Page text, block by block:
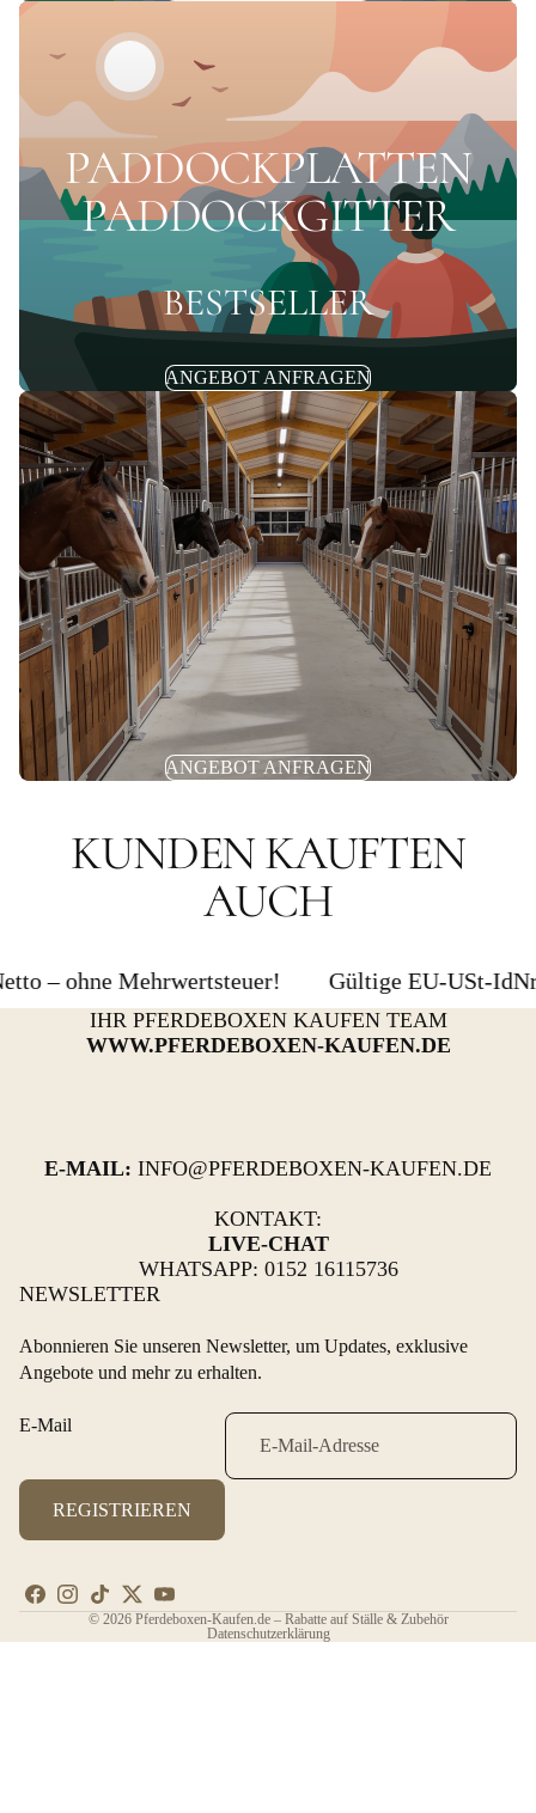
PADDOCKPLATTEN
PADDOCKGITTER
BESTSELLER
ANGEBOT ANFRAGEN
IM ANGEBOT
ANGEBOT ANFRAGEN
KUNDEN KAUFTEN
AUCH
Mehrwertsteuer! Gültige EU-USt-IdNr.
IHR PFERDEBOXEN KAUFEN TEAM
WWW.PFERDEBOXEN-KAUFEN.DE
E-MAIL: INFO@PFERDEBOXEN-KAUFEN.DE
KONTAKT:
LIVE-CHAT
WHATSAPP: 0152 16115736
NEWSLETTER
Abonnieren Sie unseren Newsletter, um Updates, exklusive
Angebote und mehr zu erhalten.
E-Mail
REGISTRIEREN
© 2026 Pferdeboxen-Kaufen.de – Rabatte auf Ställe & Zubehör
Datenschutzerklärung